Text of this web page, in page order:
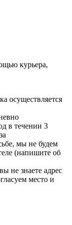
курьера,
осуществляется
в течении 3
мы не будем
(напишите об
не знаете адрес
место и